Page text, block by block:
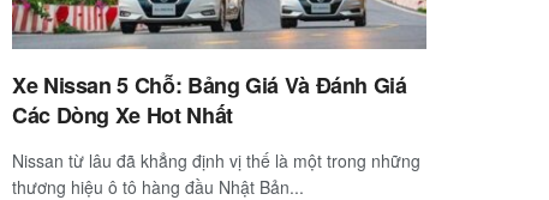
Xe Nissan 5 Chỗ: Bảng Giá Và Đánh Giá
Các Dòng Xe Hot Nhất
Nissan từ lâu đã khẳng định vị thế là một trong những
thương hiệu ô tô hàng đầu Nhật Bản...